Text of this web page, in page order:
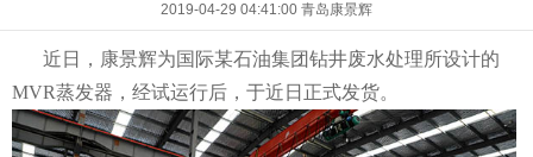
2019-04-29 04:41:00 青岛康景辉
近日，康景辉为国际某石油集团钻井废水处理所设计的
MVR蒸发器 ，经试运行后，于近日正式发货。